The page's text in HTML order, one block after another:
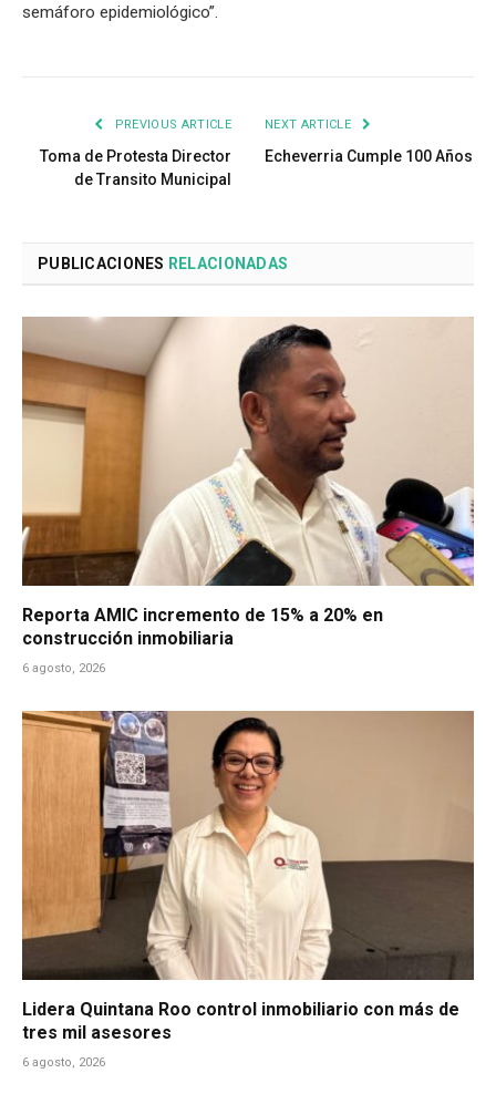
semáforo epidemiológico”.
PREVIOUS ARTICLE
Toma de Protesta Director
de Transito Municipal
NEXT ARTICLE
Echeverria Cumple 100 Años
PUBLICACIONES RELACIONADAS
Reporta AMIC incremento de 15% a 20% en
construcción inmobiliaria
6 agosto, 2026
Lidera Quintana Roo control inmobiliario con más de
tres mil asesores
6 agosto, 2026